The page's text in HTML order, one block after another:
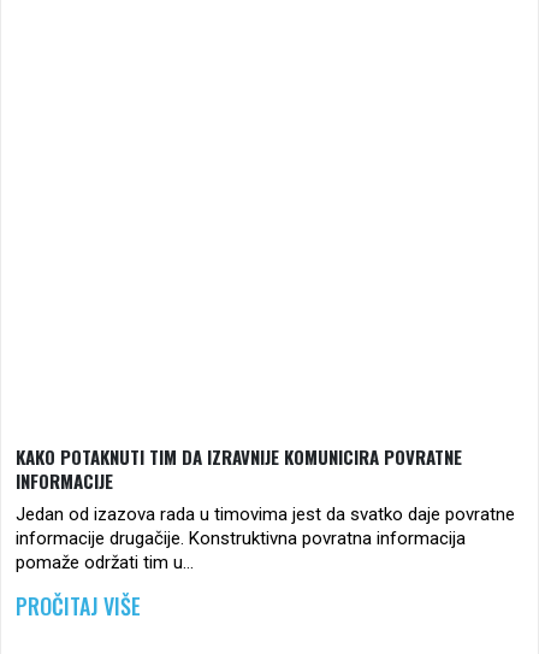
KAKO POTAKNUTI TIM DA IZRAVNIJE KOMUNICIRA POVRATNE
INFORMACIJE
Jedan od izazova rada u timovima jest da svatko daje povratne
informacije drugačije. Konstruktivna povratna informacija
pomaže održati tim u…
PROČITAJ VIŠE